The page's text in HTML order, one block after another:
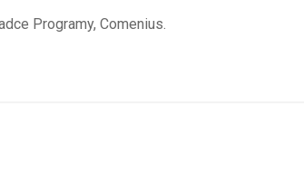
Programy, Comenius.